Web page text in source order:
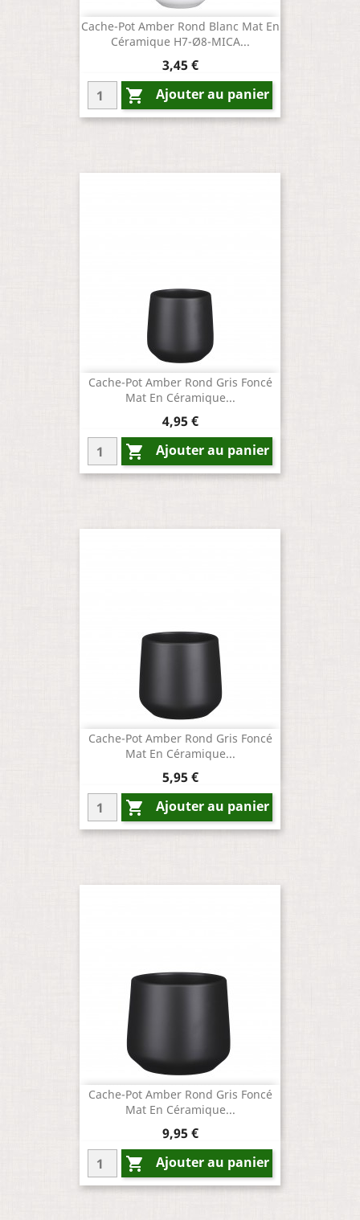
Cache-Pot Amber Rond Blanc Mat En
Céramique H7-Ø8-MICA...
Prix
3,45 €
 Ajouter au panier
Cache-Pot Amber Rond Gris Foncé
Mat En Céramique...
Prix
4,95 €
 Ajouter au panier
Cache-Pot Amber Rond Gris Foncé
Mat En Céramique...
Prix
5,95 €
 Ajouter au panier
Cache-Pot Amber Rond Gris Foncé
Mat En Céramique...
Prix
9,95 €
 Ajouter au panier